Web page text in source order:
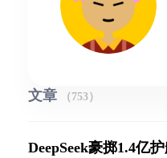
文章 （753）
DeepSeek豪掷1.4亿